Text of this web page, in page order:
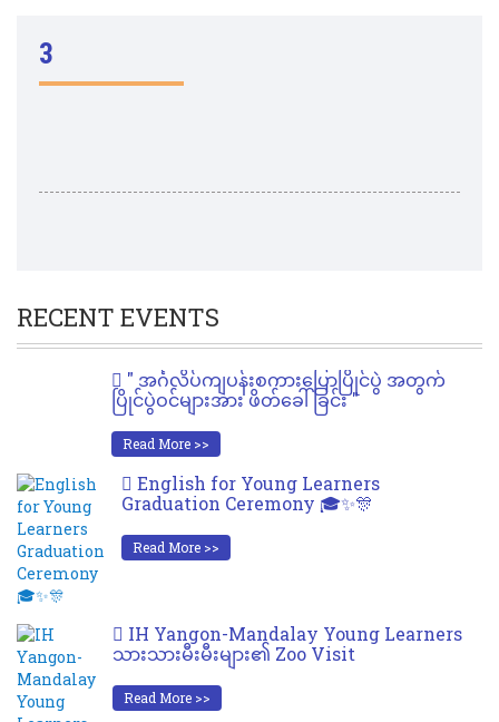
3
RECENT EVENTS
" အင်္ဂလိပ်ကျပန်းစကားပြောပြိုင်ပွဲ အတွက်
ပြိုင်ပွဲဝင်များအား ဖိတ်ခေါ်ခြင်း "
Read More >>
English for Young Learners
Graduation Ceremony 🎓✨🎊
Read More >>
IH Yangon-Mandalay Young Learners
သားသားမီးမီးများ၏ Zoo Visit
Read More >>